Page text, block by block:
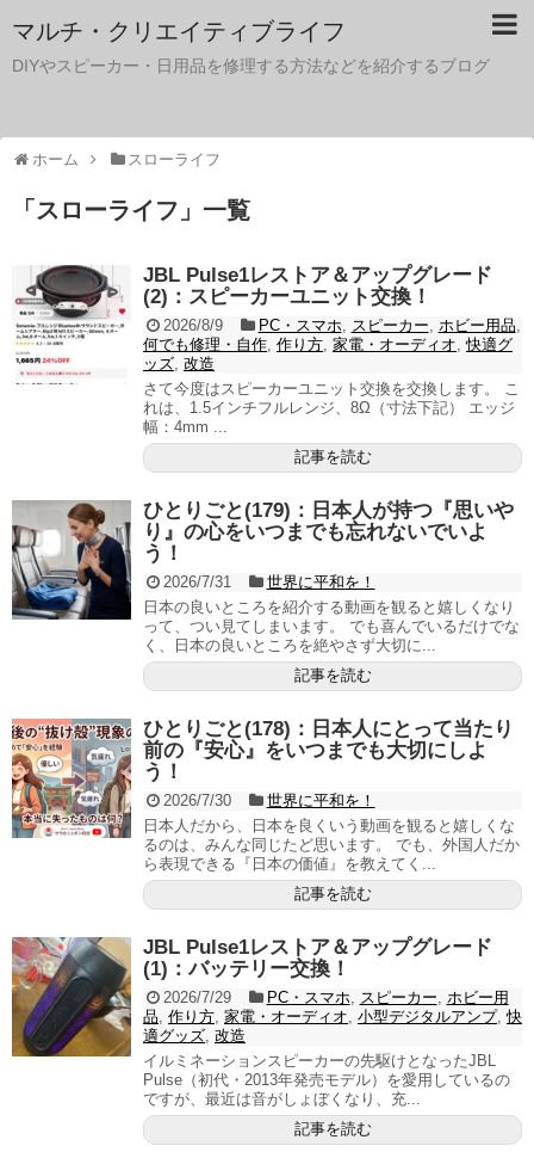
マルチ・クリエイティブライフ
DIYやスピーカー・日用品を修理する方法などを紹介するブログ
ホーム スローライフ
「 スローライフ 」 一覧
JBL Pulse1レストア＆アップグレード
(2)：スピーカーユニット交換！
2026/8/9 PC・スマホ, スピーカー, ホビー用品,
何でも修理・自作, 作り方, 家電・オーディオ,快適グ
ッズ, 改造
さて今度はスピーカーユニット交換を交換します。 こ
れは、1.5インチフルレンジ、8Ω（寸法下記） エッジ
幅：4mm ...
記事を読む
ひとりごと(179)：日本人が持つ『思いや
り』の心をいつまでも忘れないでいよ
う！
2026/7/31
世界に平和を！
日本の良いところを紹介する動画を観ると嬉しくなり
って、つい見てしまいます。 でも喜んでいるだけでな
く、日本の良いところを絶やさず大切に...
記事を読む
ひとりごと(178)：日本人にとって当たり
前の『安心』をいつまでも大切にしよ
う！
2026/7/30
世界に平和を！
日本人だから、日本を良くいう動画を観ると嬉しくな
るのは、みんな同じたど思います。 でも、外国人だか
ら表現できる『日本の価値』を教えてく...
記事を読む
JBL Pulse1レストア＆アップグレード
(1)：バッテリー交換！
2026/7/29 PC・スマホ, スピーカー, ホビー用
品, 作り方, 家電・オーディオ, 小型デジタルアンプ,快
適グッズ, 改造
イルミネーションスピーカーの先駆けとなったJBL
Pulse（初代・2013年発売モデル）を愛用しているの
ですが、最近は音がしょぼくなり、充...
記事を読む